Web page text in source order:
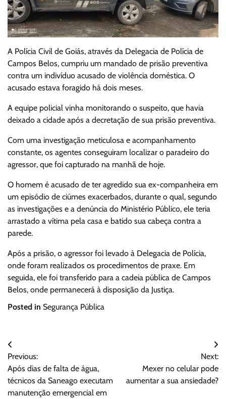
A Polícia Civil de Goiás, através da Delegacia de Polícia de
Campos Belos, cumpriu um mandado de prisão preventiva
contra um indivíduo acusado de violência doméstica. O
acusado estava foragido há dois meses.
A equipe policial vinha monitorando o suspeito, que havia
deixado a cidade após a decretação de sua prisão preventiva.
Com uma investigação meticulosa e acompanhamento
constante, os agentes conseguiram localizar o paradeiro do
agressor, que foi capturado na manhã de hoje.
O homem é acusado de ter agredido sua ex-companheira em
um episódio de ciúmes exacerbados, durante o qual, segundo
as investigações e a denúncia do Ministério Público, ele teria
arrastado a vítima pela casa e batido sua cabeça contra a
parede.
Após a prisão, o agressor foi levado à Delegacia de Polícia,
onde foram realizados os procedimentos de praxe. Em
seguida, ele foi transferido para a cadeia pública de Campos
Belos, onde permanecerá à disposição da Justiça.
Posted in Segurança Pública
Navegação
de
Post
Previous:
Após dias de falta de água,
técnicos da Saneago executam
manutenção emergencial em
Next:
Mexer no celular pode
aumentar a sua ansiedade?